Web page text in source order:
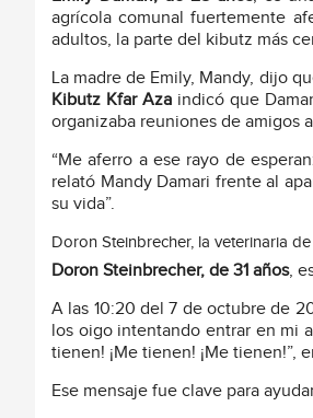
agrícola comunal fuertemente
adultos, la parte del kibutz más
La madre de Emily, Mandy, dijo
Kibutz Kfar Aza indicó que
organizaba reuniones de amigos
“Me aferro a ese rayo de
relató Mandy Damari frente al
su vida”.
Doron Steinbrecher, la veterinaria
Doron Steinbrecher, de 31 años,
A las 10:20 del 7 de octubre de
los oigo intentando entrar en mi
tienen! ¡Me tienen! ¡Me tienen!”,
Ese mensaje fue clave para